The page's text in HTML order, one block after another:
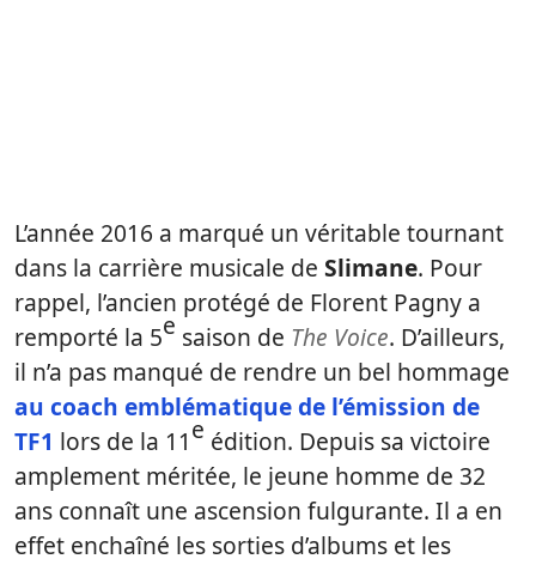
L’année 2016 a marqué un véritable tournant
dans la carrière musicale de Slimane. Pour
rappel, l’ancien protégé de Florent Pagny a
remporté la 5e saison de The Voice. D’ailleurs,
il n’a pas manqué de rendre un bel hommage
au coach emblématique de l’émission de
TF1 lors de la 11e édition. Depuis sa victoire
amplement méritée, le jeune homme de 32
ans connaît une ascension fulgurante. Il a en
effet enchaîné les sorties d’albums et les